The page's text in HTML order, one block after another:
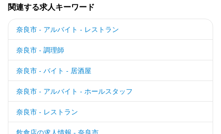
掲載をご検討の店舗様へ
食べログ求人PRESS
利用規約
企業情報
関連する求人キーワード
奈良市 - アルバイト - レストラン
奈良市 - 調理師
奈良市 - バイト - 居酒屋
奈良市 - アルバイト - ホールスタッフ
奈良市 - レストラン
飲食店の求人情報 - 奈良市